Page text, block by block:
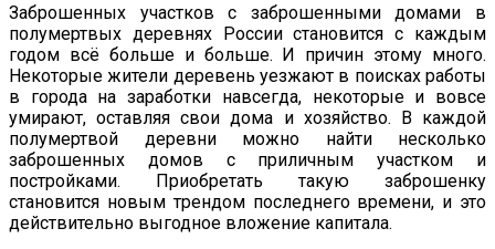
Заброшенных участков с заброшенными домами в
полумертвых деревнях России становится с каждым
годом всё больше и больше. И причин этому много.
Некоторые жители деревень уезжают в поисках работы
в города на заработки навсегда, некоторые и вовсе
умирают, оставляя свои дома и хозяйство. В каждой
полумертвой деревни можно найти несколько
заброшенных домов с приличным участком и
постройками. Приобретать такую заброшенку
становится новым трендом последнего времени, и это
действительно выгодное вложение капитала.